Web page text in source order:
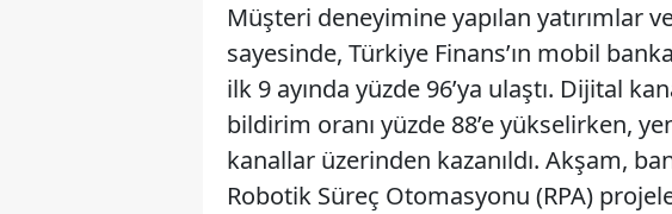
Müşteri deneyimine yapılan yatırımlar
sayesinde, Türkiye Finans’ın mobil
ilk 9 ayında yüzde 96’ya ulaştı. Dijital
bildirim oranı yüzde 88’e yükselirken,
kanallar üzerinden kazanıldı. Akşam,
Robotik Süreç Otomasyonu (RPA)